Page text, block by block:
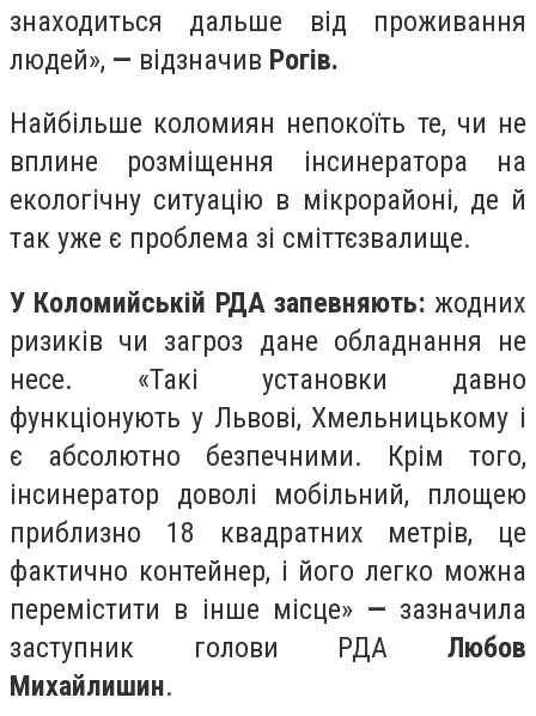
знаходиться дальше від проживання
людей», — відзначив Рогів.
Найбільше коломиян непокоїть те, чи не
вплине розміщення інсинератора на
екологічну ситуацію в мікрорайоні, де й
так уже є проблема зі сміттєзвалище.
У Коломийській РДА запевняють: жодних
ризиків чи загроз дане обладнання не
несе. «Такі установки давно
функціонують у Львові, Хмельницькому і
є абсолютно безпечними. Крім того,
інсинератор доволі мобільний, площею
приблизно 18 квадратних метрів, це
фактично контейнер, і його легко можна
перемістити в інше місце» — зазначила
заступник голови РДА Любов
Михайлишин.